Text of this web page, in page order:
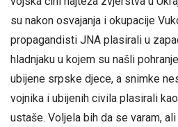
su nakon osvajanja i okupacije
propagandisti JNA plasirali u
hladnjaku u kojem su našli
ubijene srpske djece, a snimke
vojnika i ubijenih civila plasirali
ustaše. Voljela bih da se varam, ali